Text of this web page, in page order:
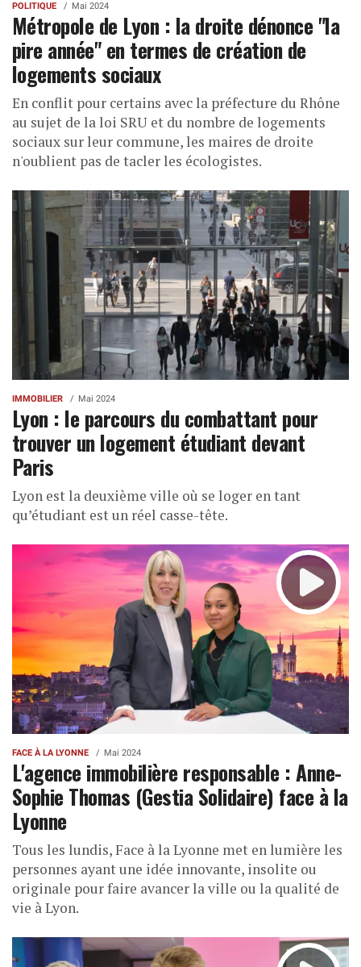
POLITIQUE Mai 2024
Métropole de Lyon : la droite dénonce "la
pire année" en termes de création de
logements sociaux
En conflit pour certains avec la préfecture du Rhône
au sujet de la loi SRU et du nombre de logements
sociaux sur leur commune, les maires de droite
n'oublient pas de tacler les écologistes.
IMMOBILIER Mai 2024
Lyon : le parcours du combattant pour
trouver un logement étudiant devant
Paris
Lyon est la deuxième ville où se loger en tant
qu’étudiant est un réel casse-tête.
FACE À LA LYONNE Mai 2024
L'agence immobilière responsable : Anne-
Sophie Thomas (Gestia Solidaire) face à la
Lyonne
Tous les lundis, Face à la Lyonne met en lumière les
personnes ayant une idée innovante, insolite ou
originale pour faire avancer la ville ou la qualité de
vie à Lyon.